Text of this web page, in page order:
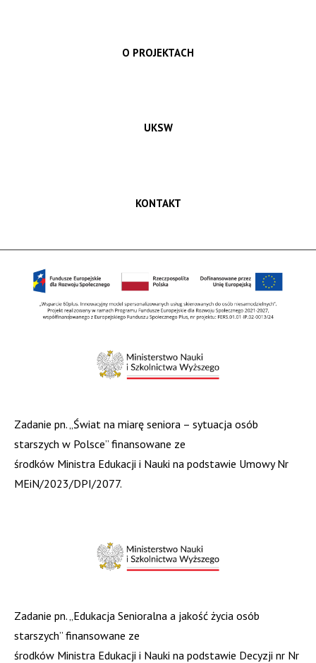
O PROJEKTACH
UKSW
KONTAKT
Zadanie pn. „Świat na miarę seniora – sytuacja osób
starszych w Polsce” finansowane ze
środków Ministra Edukacji i Nauki na podstawie Umowy Nr
MEiN/2023/DPI/2077.
Zadanie pn. „Edukacja Senioralna a jakość życia osób
starszych” finansowane ze
środków Ministra Edukacji i Nauki na podstawie Decyzji nr Nr